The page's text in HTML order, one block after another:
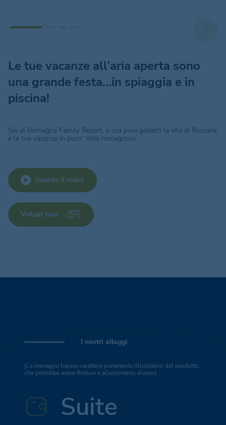
Le tue vacanze all’aria aperta sono
una grande festa…in spiaggia e in
piscina!
Sei al Romagna Family Resort, e ora puoi goderti la vita di Riccione
e le tue vacanze in puro “stile romagnolo”.
Guarda il video
Virtual tour
I nostri alloggi
(Le immagini hanno carattere puramente illustrativo del prodotto,
che potrebbe avere finiture e allestimento diversi)
Suite